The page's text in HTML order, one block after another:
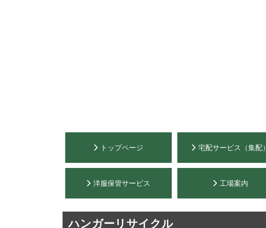
トップページ 宅配サービス（集配）
洋服保管サービス 工場案内
ハンガーリサイクル